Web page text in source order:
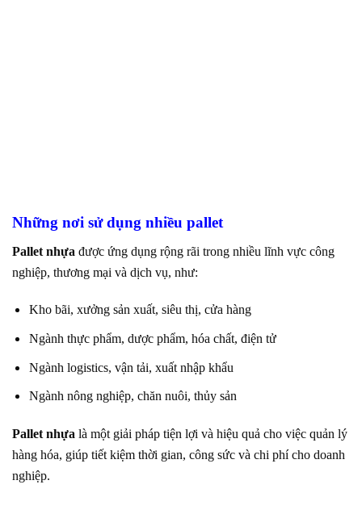
Những nơi sử dụng nhiều pallet
Pallet nhựa được ứng dụng rộng rãi trong nhiều lĩnh vực công
nghiệp, thương mại và dịch vụ, như:
Kho bãi, xưởng sản xuất, siêu thị, cửa hàng
Ngành thực phẩm, dược phẩm, hóa chất, điện tử
Ngành logistics, vận tải, xuất nhập khẩu
Ngành nông nghiệp, chăn nuôi, thủy sản
Pallet nhựa là một giải pháp tiện lợi và hiệu quả cho việc quản lý
hàng hóa, giúp tiết kiệm thời gian, công sức và chi phí cho doanh
nghiệp.